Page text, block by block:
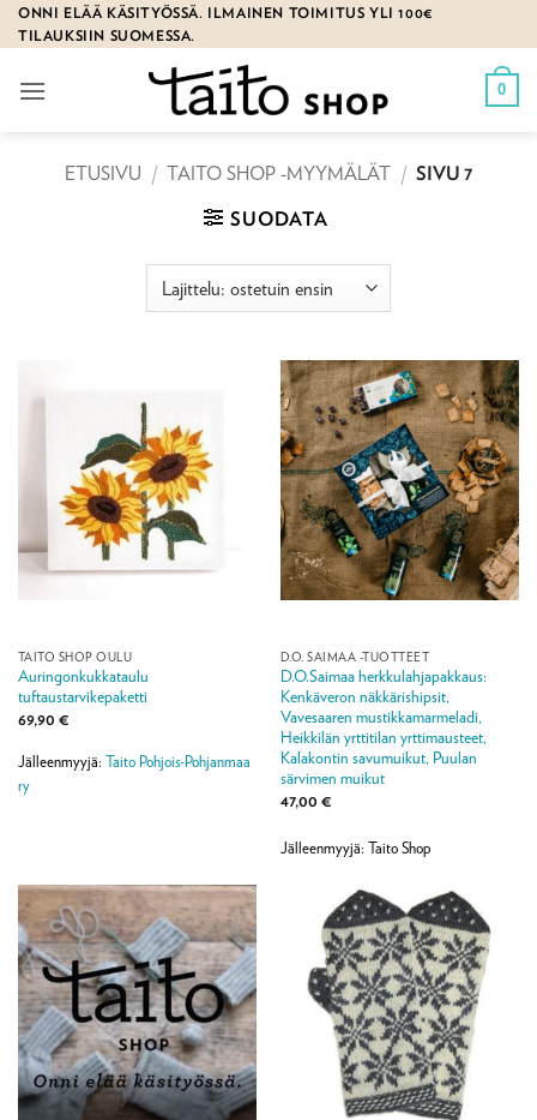
Skip
to
ONNI ELÄÄ KÄSITYÖSSÄ. ILMAINEN TOIMITUS YLI 100€
TILAUKSIIN SUOMESSA.
0
ETUSIVU / TAITO SHOP -MYYMÄLÄT / SIVU 7
SUODATA
TAITO SHOP OULU
Auringonkukkataulu
tuftaustarvikepaketti
69,90 €
Jälleenmyyjä: Taito Pohjois-Pohjanmaa
ry
D.O. SAIMAA -TUOTTEET
D.O.Saimaa herkkulahjapakkaus:
Kenkäveron näkkärishipsit,
Vavesaaren mustikkamarmeladi,
Heikkilän yrttitilan yrttimausteet,
Kalakontin savumuikut, Puulan
särvimen muikut
47,00 €
Jälleenmyyjä: Taito Shop